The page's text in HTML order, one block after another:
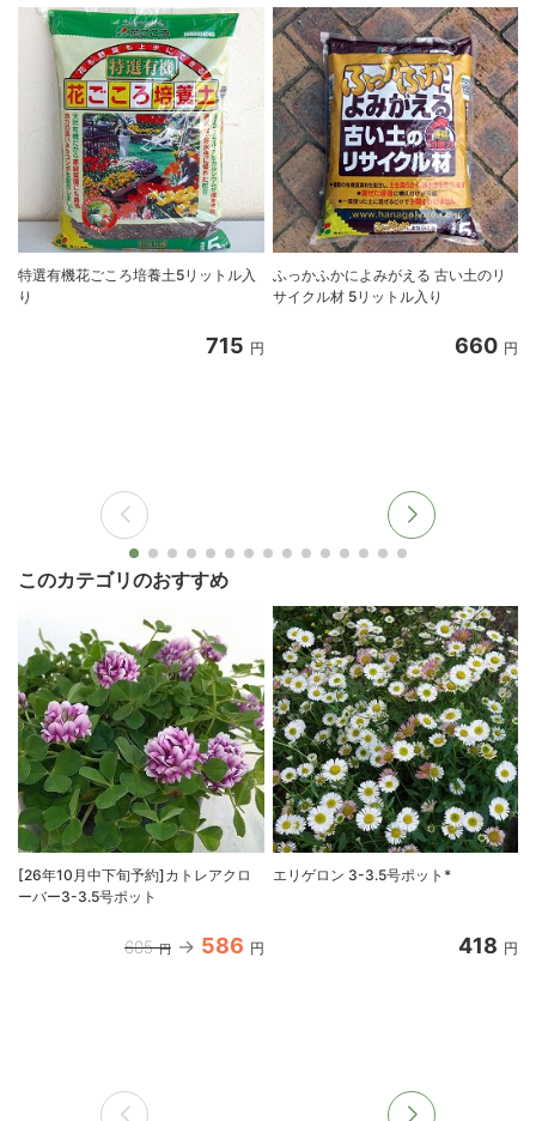
特選有機花ごころ培養土5リットル入
り
715 円
ふっかふかによみがえる 古い土のリ
サイクル材 5リットル入り
660 円
このカテゴリのおすすめ
[26年10月中下旬予約]カトレアクロ
ーバー3-3.5号ポット
605 円 586 円
エリゲロン 3-3.5号ポット*
418 円